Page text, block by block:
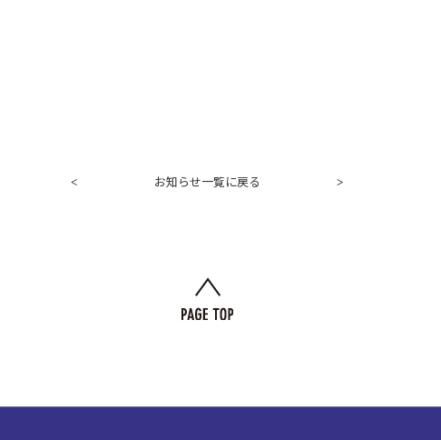
< お知らせ一覧に戻る >